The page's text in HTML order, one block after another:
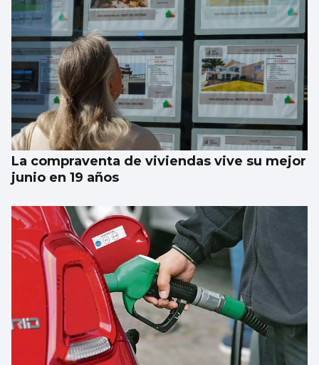
La compraventa de viviendas vive su mejor
junio en 19 años